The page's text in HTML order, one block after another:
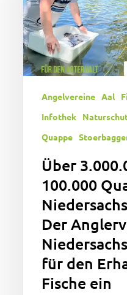
Quappen
für
Niedersachsens
Gewässer:
Der
Niedersachsen
setzt
bedrohter
Fische
Angelvereine Aal
Infothek
Quappe
Über
100.000
Der
für den
Fische ein